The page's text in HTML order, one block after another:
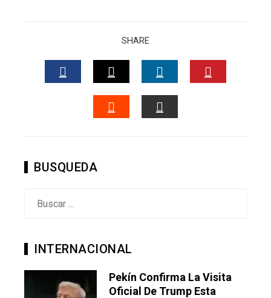
SHARE
FACEBOOKTWITTERLINKEDIN
BUSQUEDA
INTERNACIONAL
Pekín Confirma La Visita
Oficial De Trump Esta